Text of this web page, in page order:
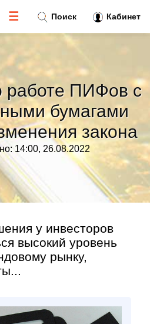
ПИФов с
бумагами
закона
14:00, 26.08.2022
у инвесторов
высокий уровень
рынку,
Поиск Кабинет
☰